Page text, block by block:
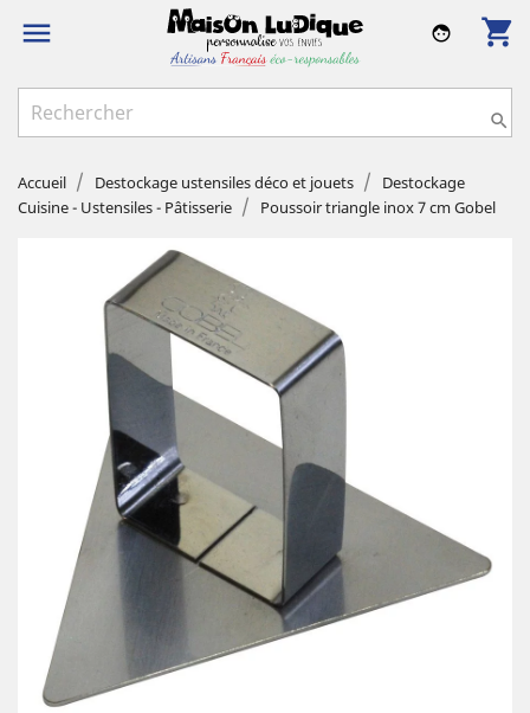
 shopping_cart
face

Accueil Destockage ustensiles déco et jouets
Destockage
Cuisine - Ustensiles - Pâtisserie
Poussoir triangle inox 7 cm Gobel